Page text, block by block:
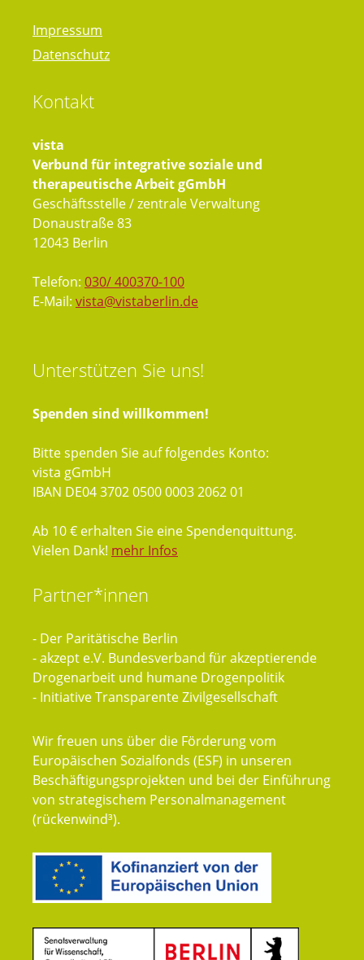
Impressum
Datenschutz
Kontakt
vista
Verbund für integrative soziale und
therapeutische Arbeit gGmbH
Geschäftsstelle / zentrale Verwaltung
Donaustraße 83
12043 Berlin
Telefon: 030/ 400370-100
E-Mail: vista@vistaberlin.de
Unterstützen Sie uns!
Spenden sind willkommen!
Bitte spenden Sie auf folgendes Konto:
vista gGmbH
IBAN DE04 3702 0500 0003 2062 01
Ab 10 € erhalten Sie eine Spendenquittung.
Vielen Dank! mehr Infos
Partner*innen
- Der Paritätische Berlin
- akzept e.V. Bundesverband für akzeptierende
Drogenarbeit und humane Drogenpolitik
- Initiative Transparente Zivilgesellschaft
Wir freuen uns über die Förderung vom
Europäischen Sozialfonds (ESF) in unseren
Beschäftigungsprojekten und bei der Einführung
von strategischem Personalmanagement
(rückenwind³).